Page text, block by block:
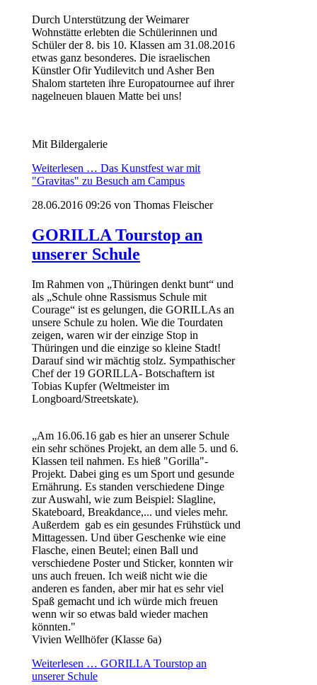
Durch Unterstützung der Weimarer
Wohnstätte erlebten die Schülerinnen und
Schüler der 8. bis 10. Klassen am 31.08.2016
etwas ganz besonderes. Die israelischen
Künstler Ofir Yudilevitch und Asher Ben
Shalom starteten ihre Europatournee auf ihrer
nagelneuen blauen Matte bei uns!
Mit Bildergalerie
Weiterlesen … Das Kunstfest war mit
"Gravitas" zu Besuch am Campus
28.06.2016 09:26 von Thomas Fleischer
GORILLA Tourstop an
unserer Schule
Im Rahmen von „Thüringen denkt bunt“ und
als „Schule ohne Rassismus Schule mit
Courage“ ist es gelungen, die GORILLAs an
unsere Schule zu holen. Wie die Tourdaten
zeigen, waren wir der einzige Stop in
Thüringen und die einzige so kleine Stadt!
Darauf sind wir mächtig stolz. Sympathischer
Chef der 19 GORILLA- Botschaftern ist
Tobias Kupfer (Weltmeister im
Longboard/Streetskate).
„Am 16.06.16 gab es hier an unserer Schule
ein sehr schönes Projekt, an dem alle 5. und 6.
Klassen teil nahmen. Es hieß "Gorilla"-
Projekt. Dabei ging es um Sport und gesunde
Ernährung. Es standen verschiedene Dinge
zur Auswahl, wie zum Beispiel: Slagline,
Skateboard, Breakdance,... und vieles mehr.
Außerdem gab es ein gesundes Frühstück und
Mittagessen. Und über Geschenke wie eine
Flasche, einen Beutel; einen Ball und
verschiedene Poster und Sticker, konnten wir
uns auch freuen. Ich weiß nicht wie die
anderen es fanden, aber mir hat es sehr viel
Spaß gemacht und ich würde mich freuen
wenn wir so etwas bald wieder machen
könnten."
Vivien Wellhöfer (Klasse 6a)
Weiterlesen … GORILLA Tourstop an
unserer Schule